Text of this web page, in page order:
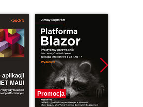
Promocja